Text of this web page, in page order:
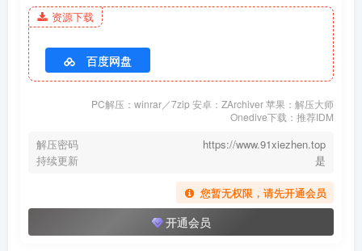
[3.10]
けん研(けんけん) – NO.092 Gold [110P-970MB]
[2.27]
けん研(けんけん) – NO.090 C106实体刊物グラグラ& 推し型メイド
ロイドとしたいこと[121P-353MB]
けん研(けんけん) – NO.089 ミルク先生の特別授業写真集 Milk
Sensei’s Special Lesson Photo Collection[131P-311MB]
资源下载
百度网盘
PC解压：winrar／7zip 安卓：ZArchiver 苹果：解压大师
Onedive下载：推荐IDM
解压密码
https://www.91xiezhen.top
持续更新
是
您暂无权限，请先开通会员
开通会员